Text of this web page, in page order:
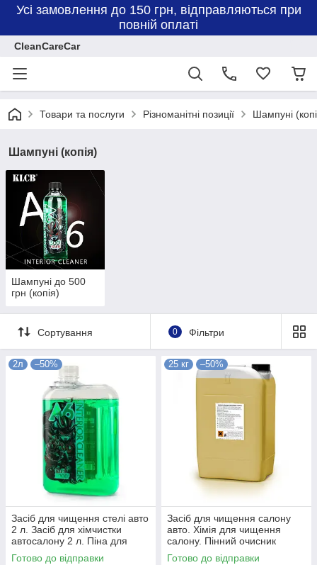
Усі замовлення до 150 грн, відправляються при
повній оплаті
CleanCareCar
Товари та послуги Різноманітні позиції Шампуні
Шампуні (копія)
Шампуні до 500
грн (копія)
Сортування 0 Фільтри
2л –50%
Засіб для чищення стелі авто
2 л. Засіб для хімчистки
автосалону 2 л. Піна для
хімчистки салону 2000 мл
Готово до відправки
25 кг –50%
Засіб для чищення салону
авто. Хімія для чищення
салону. Пінний очисник
салону 25 кг
Готово до відправки